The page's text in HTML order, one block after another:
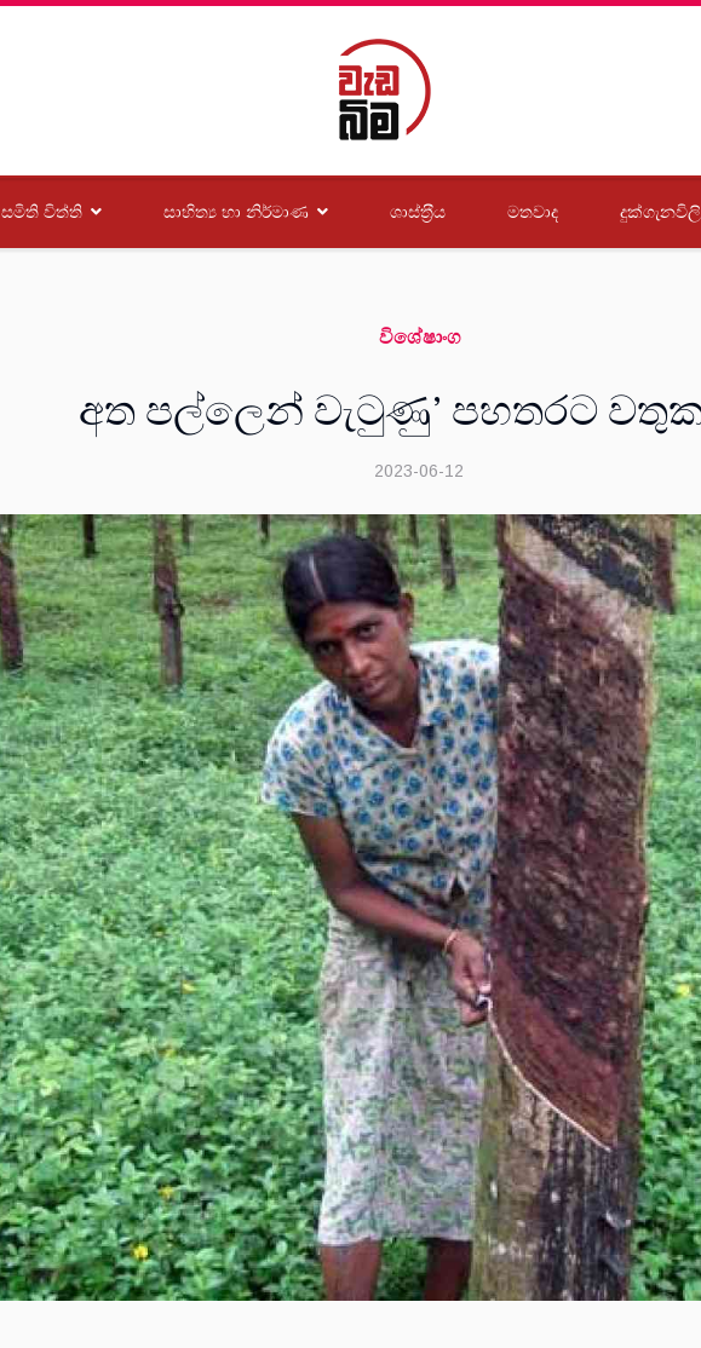
සමිති විත්ති සාහිත්‍ය හා නිර්මාණ ශාස්ත‍්‍රීය මතවාද දුක්ගැනවිලි
විශේෂාංග
අත පල්ලෙන් වැටුණු’ පහතරට
2023-06-12